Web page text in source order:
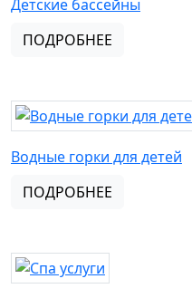
Детские бассейны
ПОДРОБНЕЕ
Водные горки для детей
ПОДРОБНЕЕ